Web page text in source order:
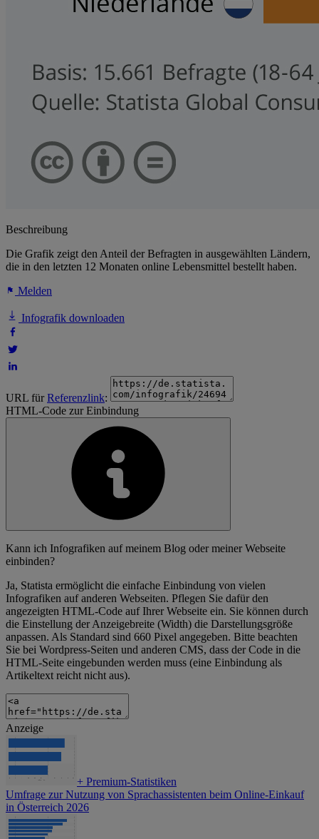
Beschreibung
Die Grafik zeigt den Anteil der Befragten in ausgewählten Ländern,
die in den letzten 12 Monaten online Lebensmittel bestellt haben.
Melden
Infografik downloaden
URL fürReferenzlink:
HTML-Code zur Einbindung
Kann ich Infografiken auf meinem Blog oder meiner Webseite
einbinden?
Ja, Statista ermöglicht die einfache Einbindung von vielen
Infografiken auf anderen Webseiten. Pflegen Sie dafür den
angezeigten HTML-Code auf Ihrer Webseite ein. Sie können durch
die Einstellung der Anzeigebreite (Width) die Darstellungsgröße
anpassen. Als Standard sind 660 Pixel angegeben. Bitte beachten
Sie bei Wordpress-Seiten und anderen CMS, dass der Code in die
HTML-Seite eingebunden werden muss (eine Einbindung als
Artikeltext reicht nicht aus).
Anzeige
+ Premium-Statistiken
Umfrage zur Nutzung von Sprachassistenten beim Online-Einkauf
in Österreich 2026